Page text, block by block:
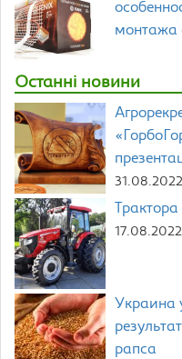
монтажа
Останні новини
31.08.2022
17.08.2022
Украина
рапса